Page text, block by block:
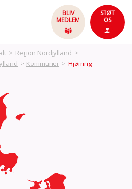
BLIV
MEDLEM
STØT
OS
> Region Nordjylland >
> Kommuner > Hjørring